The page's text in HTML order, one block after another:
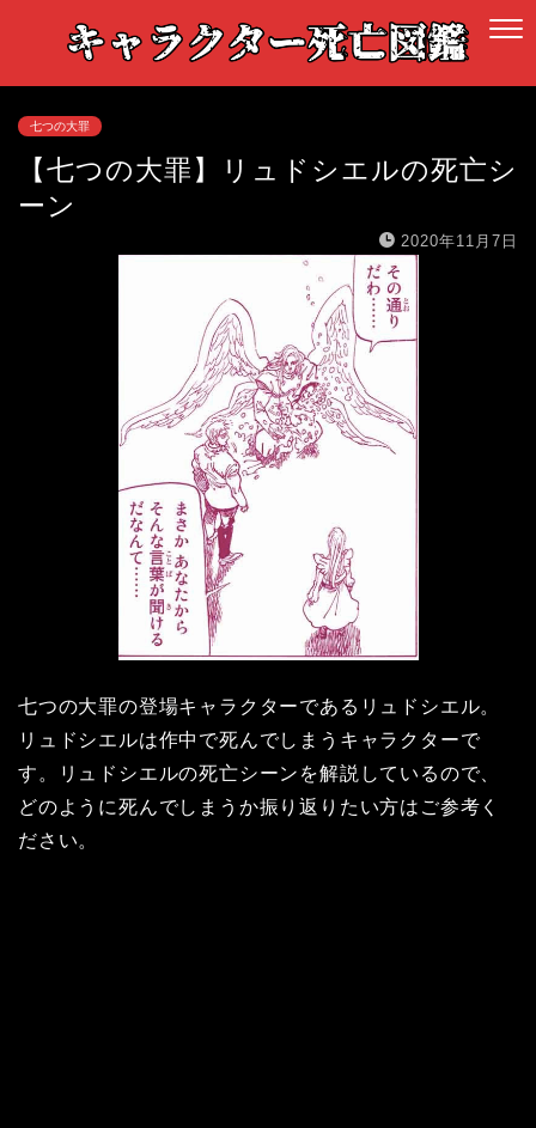
七つの大罪
【七つの大罪】リュドシエルの死亡シ
ーン
2020年11月7日
七つの大罪の登場キャラクターであるリュドシエル。
リュドシエルは作中で死んでしまうキャラクターで
す。リュドシエルの死亡シーンを解説しているので、
どのように死んでしまうか振り返りたい方はご参考く
ださい。